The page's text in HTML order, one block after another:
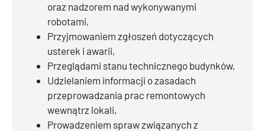
oraz nadzorem nad wykonywanymi
robotami,
Przyjmowaniem zgłoszeń dotyczących
usterek i awarii,
Przeglądami stanu technicznego budynków,
Udzielaniem informacji o zasadach
przeprowadzania prac remontowych
wewnątrz lokali,
Prowadzeniem spraw związanych z